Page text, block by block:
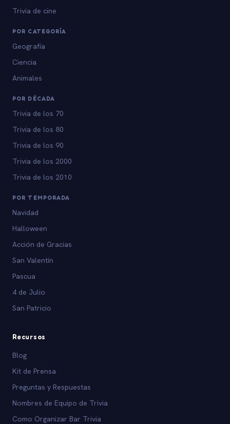
Trivia de cine
POR CATEGORÍA
Geografía
Ciencia
Animales
POR DÉCADA
Trivia de los 70
Trivia de los 80
Trivia de los 90
Trivia de los 2000
Trivia de los 2010
POR TEMPORADA
Navidad
Halloween
Acción de Gracias
San Valentín
Pascua
4 de Julio
San Patricio
Recursos
Blog
Kit de Prensa
Preguntas y Respuestas
Nombres de Equipo de Trivia
Como Organizar Bar Trivia